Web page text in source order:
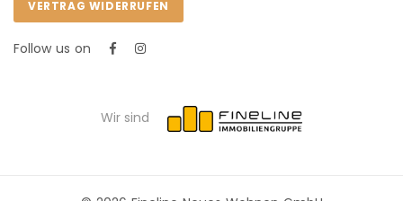
VERTRAG WIDERRUFEN
Follow us on
Wir sind